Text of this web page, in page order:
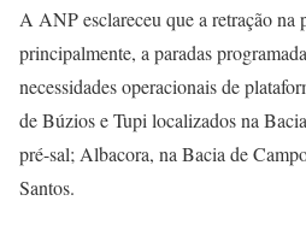
A ANP esclareceu que a retração na
principalmente, a paradas
necessidades operacionais de
de Búzios e Tupi localizados na
pré-sal; Albacora, na Bacia de
Santos.